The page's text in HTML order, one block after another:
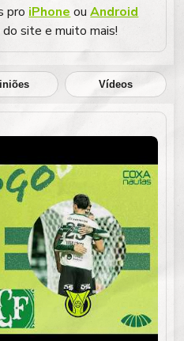
pro iPhone ouAndroid
site e muito mais!
Vídeos